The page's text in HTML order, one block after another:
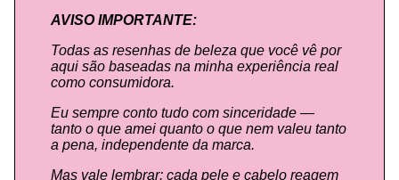
AVISO IMPORTANTE:
Todas as resenhas de beleza que você vê por
aqui são baseadas na minha experiência real
como consumidora.
Eu sempre conto tudo com sinceridade —
tanto o que amei quanto o que nem valeu tanto
a pena, independente da marca.
Mas vale lembrar: cada pele e cabelo reagem